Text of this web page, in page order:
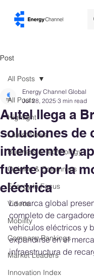
Post
All Posts
Highlight
Latest News
Business & Technology
Opinion & Columnists
Energy in Focus
Videos
Mobility
Company Rankings
Market Leaders
Innovation Index
All Posts
Autel llega a
soluciones de
inteligente y
fuerte por la
eléctrica
Energy Channel Global
Jul 28, 2025 3 min read
La marca global
completo de
vehículos eléctricos y
expandirse en el
infraestructura de